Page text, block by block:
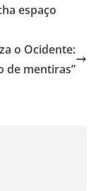
espaço
o Ocidente:
de mentiras”